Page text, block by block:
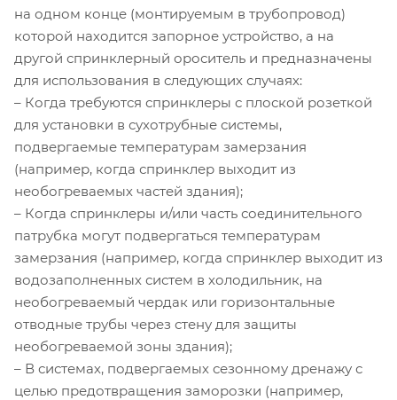
на одном конце (монтируемым в трубопровод)
которой находится запорное устройство, а на
другой спринклерный ороситель и предназначены
для использования в следующих случаях:
– Когда требуются спринклеры с плоской розеткой
для установки в сухотрубные системы,
подвергаемые температурам замерзания
(например, когда спринклер выходит из
необогреваемых частей здания);
– Когда спринклеры и/или часть соединительного
патрубка могут подвергаться температурам
замерзания (например, когда спринклер выходит из
водозаполненных систем в холодильник, на
необогреваемый чердак или горизонтальные
отводные трубы через стену для защиты
необогреваемой зоны здания);
– В системах, подвергаемых сезонному дренажу с
целью предотвращения заморозки (например,